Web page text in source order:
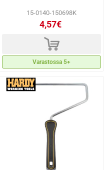
15-0140-150698K
4,57€
d
Varastossa 5+